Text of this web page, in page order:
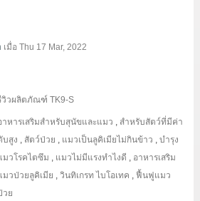
เมื่อ Thu 17 Mar, 2022
วิวผลิตภัณฑ์ TK9-S
าหารเสริมสำหรับสุนัขและแมว , สำหรับสัตว์ที่มีค่า
บสูง , สัตว์ป่วย , แมวเป็นลูคิเมียไม่กินข้าว ,บำรุง
มวโรคไตซึม , แมวไม่มีแรงทำไงดี , อาหารเสริม
มวป่วยลูคิเมีย ,วินทิเกรท ไบโอเทค ,ฟื้นฟูแมว
วย